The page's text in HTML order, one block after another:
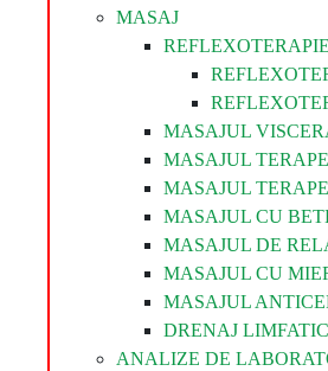
MASAJ
REFLEXOTERAPIE
MASAJUL
MASAJUL
MASAJUL
MASAJUL CU
MASAJUL DE
MASAJUL CU
MASAJUL
DRENAJ LIMFATIC
ANALIZE DE